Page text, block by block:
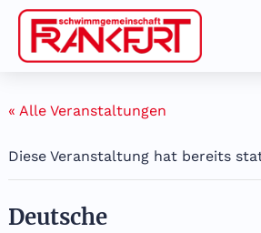
Zum
Inhalt
springen
« Alle Veranstaltungen
Diese Veranstaltung hat bereits
Deutsche